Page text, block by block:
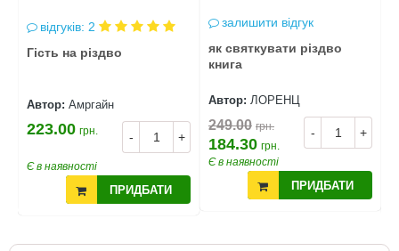
відгуків: 2
Гість на різдво
Автор: Амргайн
- +
223.00 грн.
Є в наявності
ПРИДБАТИ
залишити відгук
як святкувати різдво
книга
Автор: ЛОРЕНЦ
- +
249.00 грн.
184.30 грн.
Є в наявності
ПРИДБАТИ